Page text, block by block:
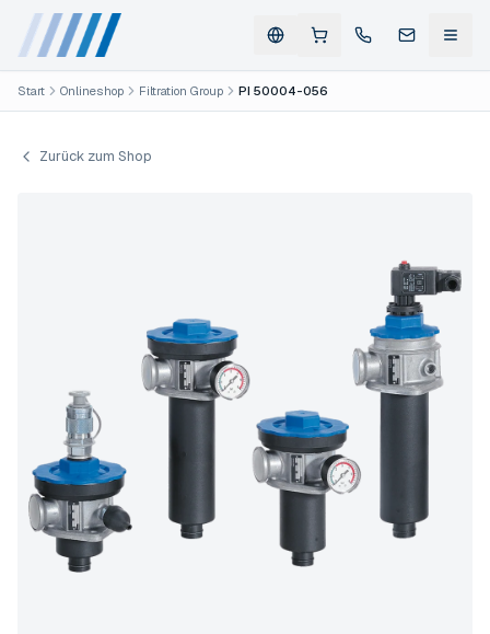
Start Onlineshop Filtration Group PI 50004-056
Zurück zum Shop